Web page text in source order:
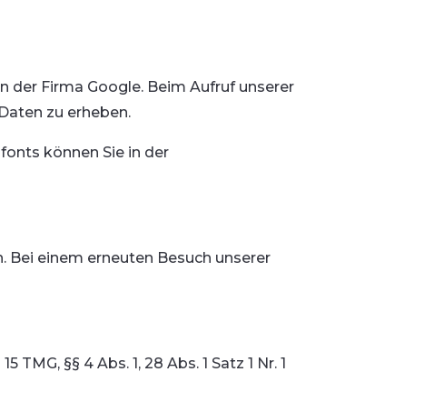
Firma Google. Beim Aufruf unserer
zu erheben.
können Sie in der
einem erneuten Besuch unserer
§§ 4 Abs. 1, 28 Abs. 1 Satz 1 Nr. 1